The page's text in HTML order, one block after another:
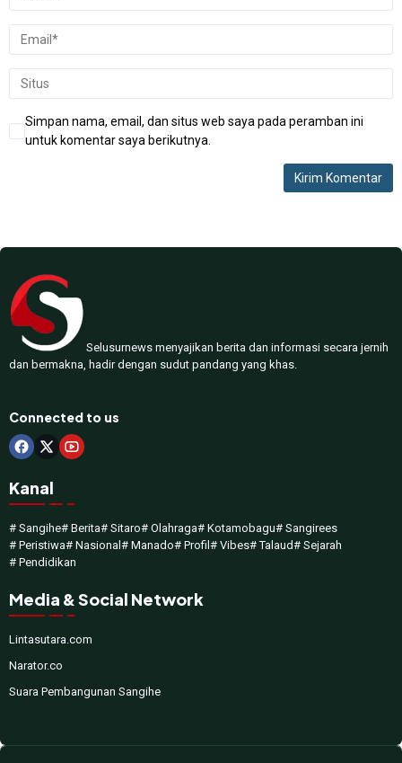
Simpan nama, email, dan situs web saya pada peramban ini
untuk komentar saya berikutnya.
Selusurnews menyajikan berita dan informasi secara jernih
dan bermakna, hadir dengan sudut pandang yang khas.
Connected to us
Kanal
# Sangihe# Berita# Sitaro# Olahraga# Kotamobagu# Sangirees
# Peristiwa# Nasional # Manado# Profil # Vibes# Talaud# Sejarah
# Pendidikan
Media & Social Network
Lintasutara.com
Narator.co
Suara Pembangunan Sangihe